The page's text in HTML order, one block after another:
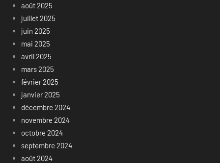
août 2025
juillet 2025
juin 2025
mai 2025
avril 2025
mars 2025
février 2025
janvier 2025
décembre 2024
novembre 2024
octobre 2024
septembre 2024
août 2024